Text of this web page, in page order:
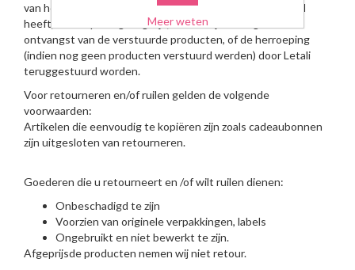
van het bedrag dat de consument desbetreffend betaald
heeft, zal zo spoedig mogelijk, en uiterlijk 30 dagen na de
ontvangst van de verstuurde producten, of de herroeping
(indien nog geen producten verstuurd werden) door Letali
teruggestuurd worden.
Voor retourneren en/of ruilen gelden de volgende
voorwaarden:
Artikelen die eenvoudig te kopiëren zijn zoals cadeaubonnen
zijn uitgesloten van retourneren.
Goederen die u retourneert en /of wilt ruilen dienen:
Onbeschadigd te zijn
Voorzien van originele verpakkingen, labels
Ongebruikt en niet bewerkt te zijn.
Afgeprijsde producten nemen wij niet retour.
Meer weten